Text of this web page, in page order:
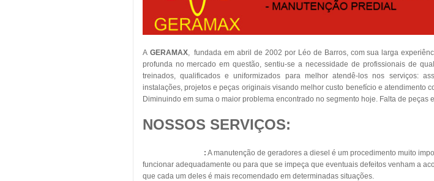
A GERAMAX, fundada em abril de 2002 por Léo de Barros, com sua larga
profunda no mercado em questão, sentiu-se a necessidade de profissionais de
treinados, qualificados e uniformizados para melhor atendê-los nos serviços:
instalações, projetos e peças originais visando melhor custo benefício e atendimento
Diminuindo em suma o maior problema encontrado no segmento hoje. Falta de peças
NOSSOS SERVIÇOS:
: A manutenção de geradores a diesel é um procedimento muito
funcionar adequadamente ou para que se impeça que eventuais defeitos venham a
que cada um deles é mais recomendado em determinadas situações.